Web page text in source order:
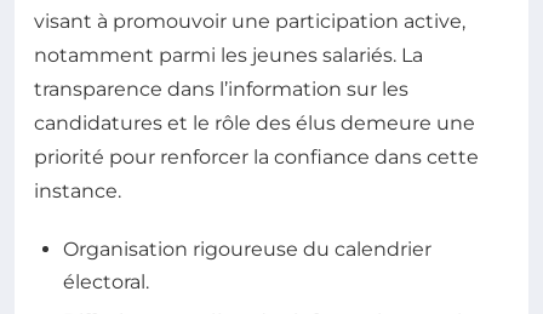
visant à promouvoir une participation active,
notamment parmi les jeunes salariés. La
transparence dans l’information sur les
candidatures et le rôle des élus demeure une
priorité pour renforcer la confiance dans cette
instance.
Organisation rigoureuse du calendrier
électoral.